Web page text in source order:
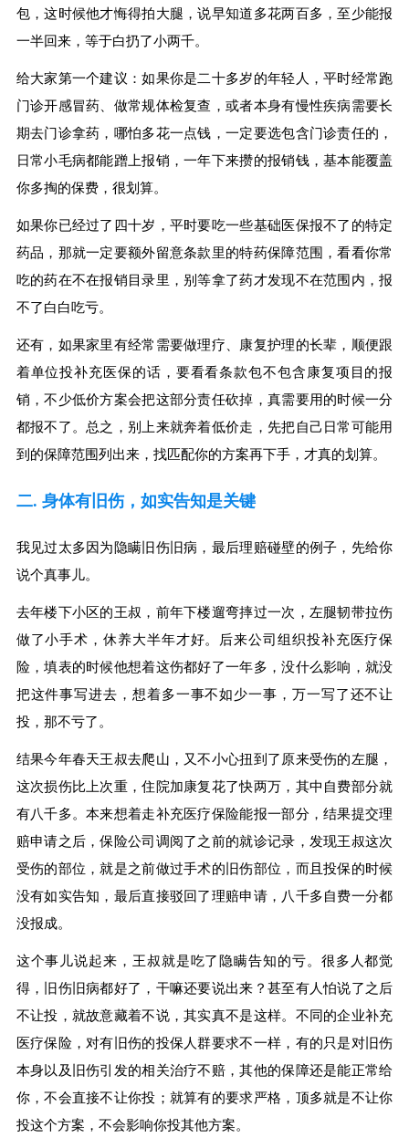
包，这时候他才悔得拍大腿，说早知道多花两百多，至少能报
一半回来，等于白扔了小两千。
给大家第一个建议：如果你是二十多岁的年轻人，平时经常跑
门诊开感冒药、做常规体检复查，或者本身有慢性疾病需要长
期去门诊拿药，哪怕多花一点钱，一定要选包含门诊责任的，
日常小毛病都能蹭上报销，一年下来攒的报销钱，基本能覆盖
你多掏的保费，很划算。
如果你已经过了四十岁，平时要吃一些基础医保报不了的特定
药品，那就一定要额外留意条款里的特药保障范围，看看你常
吃的药在不在报销目录里，别等拿了药才发现不在范围内，报
不了白白吃亏。
还有，如果家里有经常需要做理疗、康复护理的长辈，顺便跟
着单位投补充医保的话，要看看条款包不包含康复项目的报
销，不少低价方案会把这部分责任砍掉，真需要用的时候一分
都报不了。总之，别上来就奔着低价走，先把自己日常可能用
到的保障范围列出来，找匹配你的方案再下手，才真的划算。
二. 身体有旧伤，如实告知是关键
我见过太多因为隐瞒旧伤旧病，最后理赔碰壁的例子，先给你
说个真事儿。
去年楼下小区的王叔，前年下楼遛弯摔过一次，左腿韧带拉伤
做了小手术，休养大半年才好。后来公司组织投补充医疗保
险，填表的时候他想着这伤都好了一年多，没什么影响，就没
把这件事写进去，想着多一事不如少一事，万一写了还不让
投，那不亏了。
结果今年春天王叔去爬山，又不小心扭到了原来受伤的左腿，
这次损伤比上次重，住院加康复花了快两万，其中自费部分就
有八千多。本来想着走补充医疗保险能报一部分，结果提交理
赔申请之后，保险公司调阅了之前的就诊记录，发现王叔这次
受伤的部位，就是之前做过手术的旧伤部位，而且投保的时候
没有如实告知，最后直接驳回了理赔申请，八千多自费一分都
没报成。
这个事儿说起来，王叔就是吃了隐瞒告知的亏。很多人都觉
得，旧伤旧病都好了，干嘛还要说出来？甚至有人怕说了之后
不让投，就故意藏着不说，其实真不是这样。不同的企业补充
医疗保险，对有旧伤的投保人群要求不一样，有的只是对旧伤
本身以及旧伤引发的相关治疗不赔，其他的保障还是能正常给
你，不会直接不让你投；就算有的要求严格，顶多就是不让你
投这个方案，不会影响你投其他方案。